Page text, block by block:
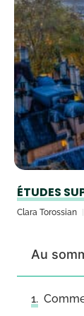
ÉTUDES
Clara Torossian
Au